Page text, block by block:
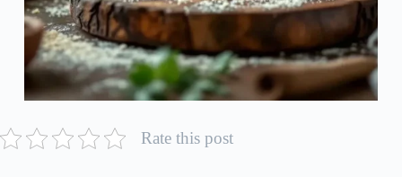
Rate this post